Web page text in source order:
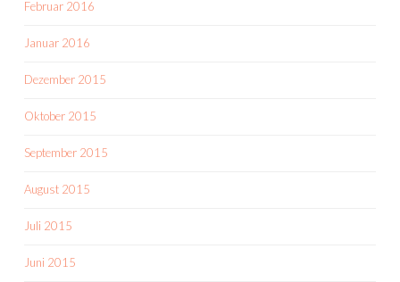
Februar 2016
Januar 2016
Dezember 2015
Oktober 2015
September 2015
August 2015
Juli 2015
Juni 2015